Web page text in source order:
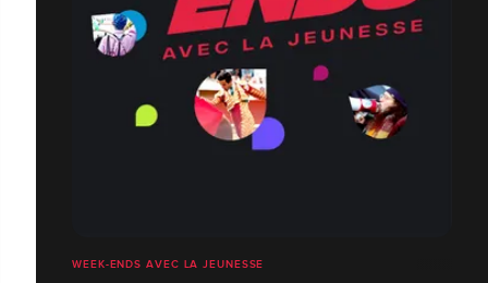
WEEK-ENDS AVEC LA JEUNESSE